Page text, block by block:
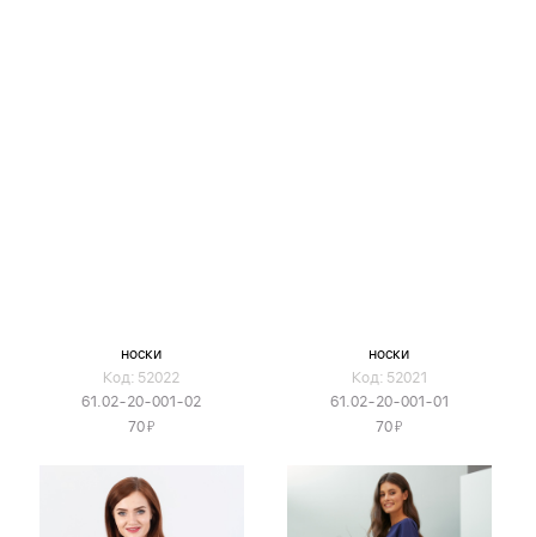
носки
Код: 52022
61.02-20-001-02
70Я
носки
Код: 52021
61.02-20-001-01
70Я